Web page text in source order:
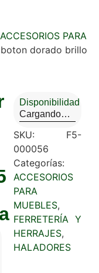
ACCESORIOS PARA
dorado brillo
Disponibilidad
Cargando…
SKU: F5-
000056
Categorías:
ACCESORIOS
PARA
MUEBLES,
FERRETERÍA Y
HERRAJES,
HALADORES